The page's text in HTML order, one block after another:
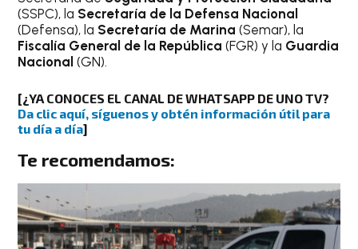
(SSPC), la Secretaría de la Defensa Nacional
(Defensa), la Secretaría de Marina (Semar), la
Fiscalía General de la República (FGR) y la Guardia
Nacional (GN).
[¿YA CONOCES EL CANAL DE WHATSAPP DE UNO TV?
Da clic aquí, síguenos y obtén información útil para
tu día a día]
Te recomendamos: